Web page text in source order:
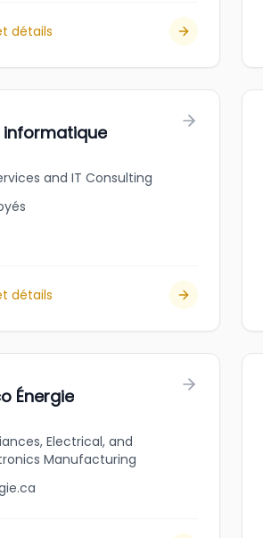
détails
informatique
and IT Consulting
détails
Énergie
Electrical, and
Manufacturing